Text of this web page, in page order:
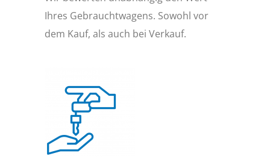
Ihres Gebrauchtwagens. Sowohl vor
dem Kauf, als auch bei Verkauf.